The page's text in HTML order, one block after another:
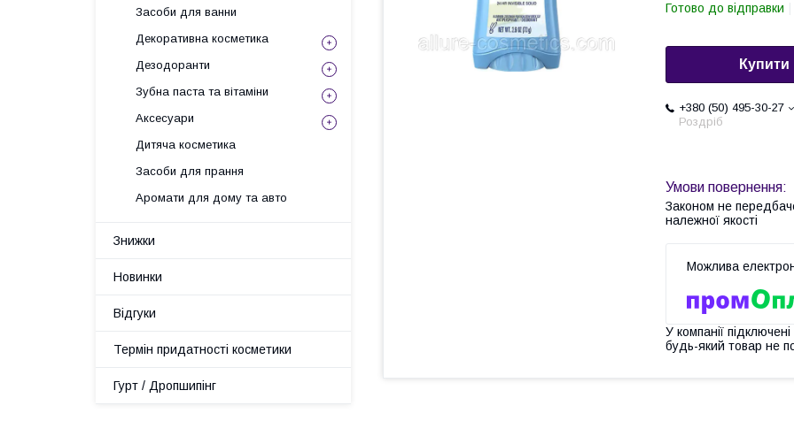
Готово до відправки
Купити
+380 (50) 495-30-27
Роздріб
Законом не
належної якості
У компанії
будь-який товар не
Засоби для ванни
Декоративна косметика
Дезодоранти
Зубна паста та вітаміни
Аксесуари
Дитяча косметика
Засоби для прання
Аромати для дому та авто
Знижки
Новинки
Відгуки
Термін придатності косметики
Гурт / Дропшипінг